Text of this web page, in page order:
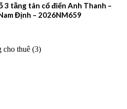
3 tầng tân cổ điển Anh Thanh –
Định – 2026NM659